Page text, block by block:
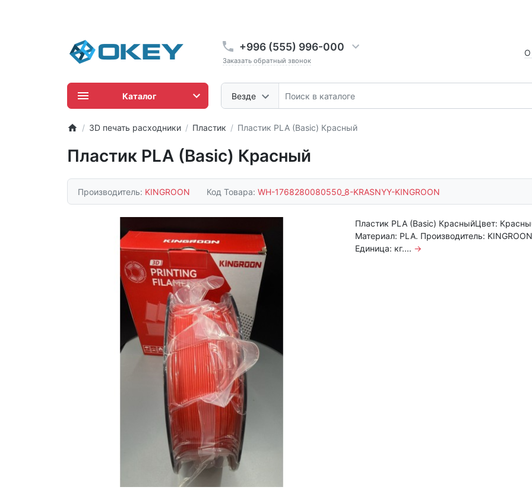
+996 (555) 996-000
Заказать обратный звонок
Везде
О
Каталог
3D печать расходники Пластик Пластик PLA (Basic) Красный
Пластик PLA (Basic) Красный
Производитель: KINGROON Код Товара: WH-1768280080550_8-KRASNYY-KINGROON
Пластик PLA (Basic) КрасныйЦвет:
Материал: PLA. Производитель:
Единица: кг.... →